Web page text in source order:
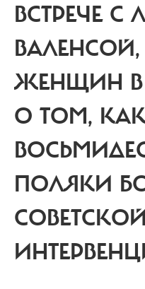
ВСТРЕЧЕ С
ЖЕНЩИН В
О ТОМ,
ПОЛЯКИ
СОВЕТСКОЙ